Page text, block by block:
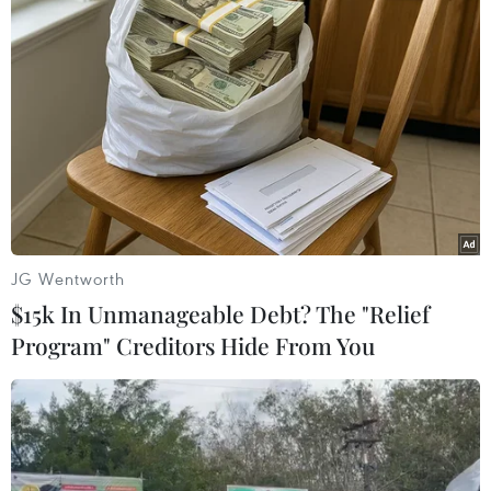
Từ ngày 23/11, Hà Nội đã tổ chức tiêm vaccine phòng COVID-
19 cho trẻ từ 15-17 tuổi, trong đó phần lớn là học sinh trung học
phổ thông, đạt tỷ lệ tiêm hơn 90%. (Ảnh: Thanh Tùng/TTXVN)
JG Wentworth
$15k In Unmanageable Debt? The "Relief
Program" Creditors Hide From You